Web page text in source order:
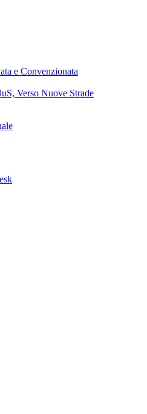
e Convenzionata
Verso Nuove Strade